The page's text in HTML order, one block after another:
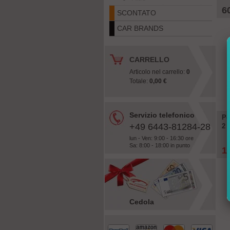
SCONTATO
CAR BRANDS
CARRELLO
Articolo nel carrello: 0
Totale: 0,00 €
Servizio telefonico
+49 6443-81284-28
lun - Ven: 9:00 - 16:30 ore
Sa: 8:00 - 18:00 in punto
Cedola
2